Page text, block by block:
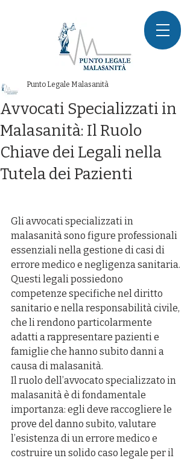
Avvocati Specializzati in
Malasanità: Il Ruolo
Chiave dei Legali nella
Tutela dei Pazienti
Punto Legale Malasanità
Gli avvocati specializzati in
malasanità sono figure professionali
essenziali nella gestione di casi di
errore medico e negligenza sanitaria.
Questi legali possiedono
competenze specifiche nel diritto
sanitario e nella responsabilità civile,
che li rendono particolarmente
adatti a rappresentare pazienti e
famiglie che hanno subito danni a
causa di malasanità.
Il ruolo dell’avvocato specializzato in
malasanità è di fondamentale
importanza: egli deve raccogliere le
prove del danno subito, valutare
l’esistenza di un errore medico e
costruire un solido caso legale per il